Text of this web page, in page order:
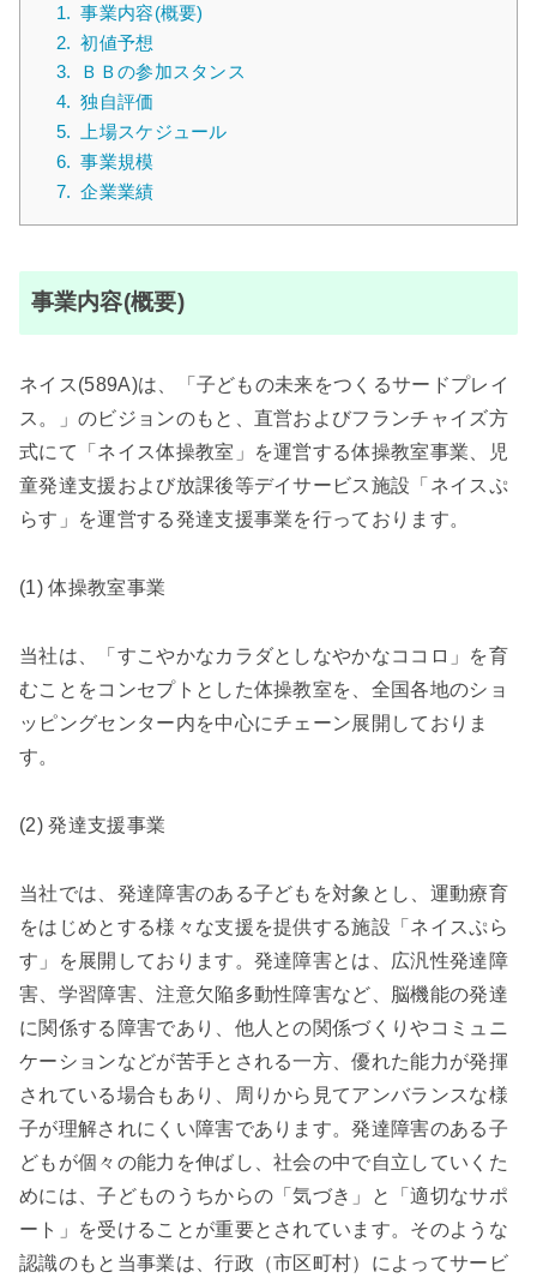
1. 事業内容(概要)
2. 初値予想
3.
ＢＢの参加スタンス
4. 独自評価
5.
上場スケジュール
6. 事業規模
7. 企業業績
事業内容(概要)
ネイス(589A)は、「子どもの未来をつくるサードプレイ
ス。」のビジョンのもと、直営およびフランチャイズ方
式にて「ネイス体操教室」を運営する体操教室事業、児
童発達支援および放課後等デイサービス施設「ネイスぷ
らす」を運営する発達支援事業を行っております。
(1) 体操教室事業
当社は、「すこやかなカラダとしなやかなココロ」を育
むことをコンセプトとした体操教室を、全国各地のショ
ッピングセンター内を中心にチェーン展開しておりま
す。
(2) 発達支援事業
当社では、発達障害のある子どもを対象とし、運動療育
をはじめとする様々な支援を提供する施設「ネイスぷら
す」を展開しております。発達障害とは、広汎性発達障
害、学習障害、注意欠陥多動性障害など、脳機能の発達
に関係する障害であり、他人との関係づくりやコミュニ
ケーションなどが苦手とされる一方、優れた能力が発揮
されている場合もあり、周りから見てアンバランスな様
子が理解されにくい障害であります。発達障害のある子
どもが個々の能力を伸ばし、社会の中で自立していくた
めには、子どものうちからの「気づき」と「適切なサポ
ート」を受けることが重要とされています。そのような
認識のもと当事業は、行政（市区町村）によってサービ